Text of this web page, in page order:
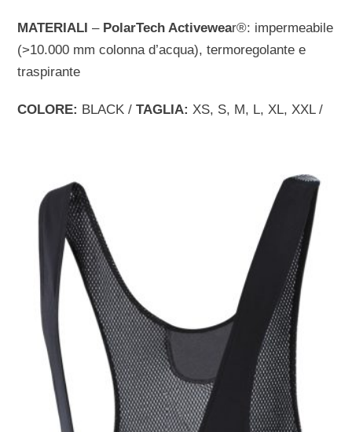
MATERIALI– PolarTech Activewear®: impermeabile
(>10.000 mm colonna d’acqua), termoregolante e
traspirante
COLORE: BLACK /TAGLIA:XS, S, M, L, XL, XXL /